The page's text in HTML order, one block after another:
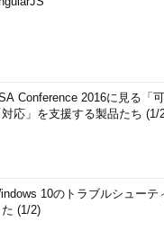
Conference 2016に見る「
対応」を支援する製品たち (1/
10のトラブルシューテ
た (1/2)